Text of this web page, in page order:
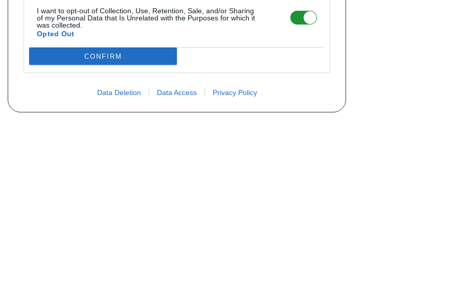
I want to opt-out of Collection, Use, Retention, Sale, and/or Sharing
of my Personal Data that Is Unrelated with the Purposes for which it
was collected.
Opted Out
CONFIRM
Data Deletion Data Access Privacy Policy